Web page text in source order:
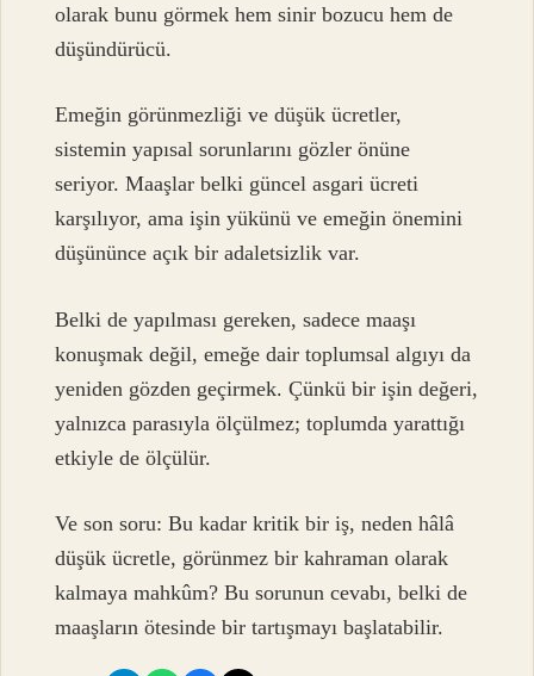
olarak bunu görmek hem sinir bozucu hem de
düşündürücü.
Emeğin görünmezliği ve düşük ücretler,
sistemin yapısal sorunlarını gözler önüne
seriyor. Maaşlar belki güncel asgari ücreti
karşılıyor, ama işin yükünü ve emeğin önemini
düşününce açık bir adaletsizlik var.
Belki de yapılması gereken, sadece maaşı
konuşmak değil, emeğe dair toplumsal algıyı da
yeniden gözden geçirmek. Çünkü bir işin değeri,
yalnızca parasıyla ölçülmez; toplumda yarattığı
etkiyle de ölçülür.
Ve son soru: Bu kadar kritik bir iş, neden hâlâ
düşük ücretle, görünmez bir kahraman olarak
kalmaya mahkûm? Bu sorunun cevabı, belki de
maaşların ötesinde bir tartışmayı başlatabilir.